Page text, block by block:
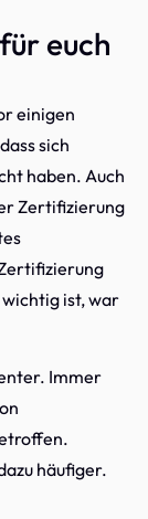
euch
einigen
sich
haben. Auch
Zertifizierung
wichtig ist, war
Immer
häufiger.